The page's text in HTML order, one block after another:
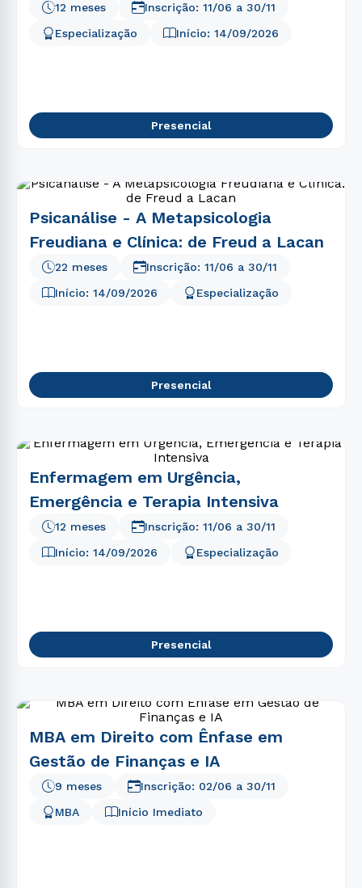
Especialização Início: 14/09/2026
12 meses Inscrição: 11/06 a 30/11
Presencial
Psicanálise - A Metapsicologia
Freudiana e Clínica: de Freud a Lacan
Início: 14/09/2026
22 meses
Especialização
Inscrição: 11/06 a 30/11
Presencial
Enfermagem em Urgência,
Emergência e Terapia Intensiva
Início: 14/09/2026 Especialização
12 meses Inscrição: 11/06 a 30/11
Presencial
MBA em Direito com Ênfase em
Gestão de Finanças e IA
9 meses
MBA
Início Imediato
Inscrição: 02/06 a 30/11